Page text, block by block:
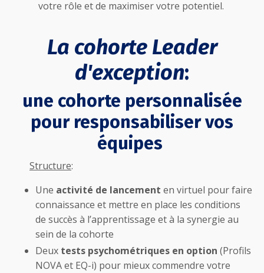
votre rôle et de maximiser votre potentiel.
La cohorte Leader
d'exception:
une cohorte personnalisée
pour responsabiliser vos
équipes
Structure:
Une activité de lancement en virtuel pour faire
connaissance et mettre en place les conditions
de succès à l’apprentissage et à la synergie au
sein de la cohorte
Deux tests psychométriques en option (Profils
NOVA et EQ-i) pour mieux commendre votre